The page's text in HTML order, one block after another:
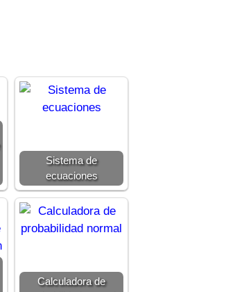
Sistema de
ecuaciones
Calculadora de